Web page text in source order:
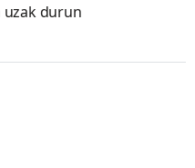
uzak durun